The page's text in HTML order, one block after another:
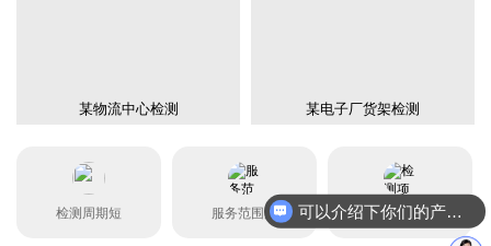
某物流中心检测 某电子厂货架检测
检测周期短 服务范围广 检测项目全 可以介绍下你们的产品么？